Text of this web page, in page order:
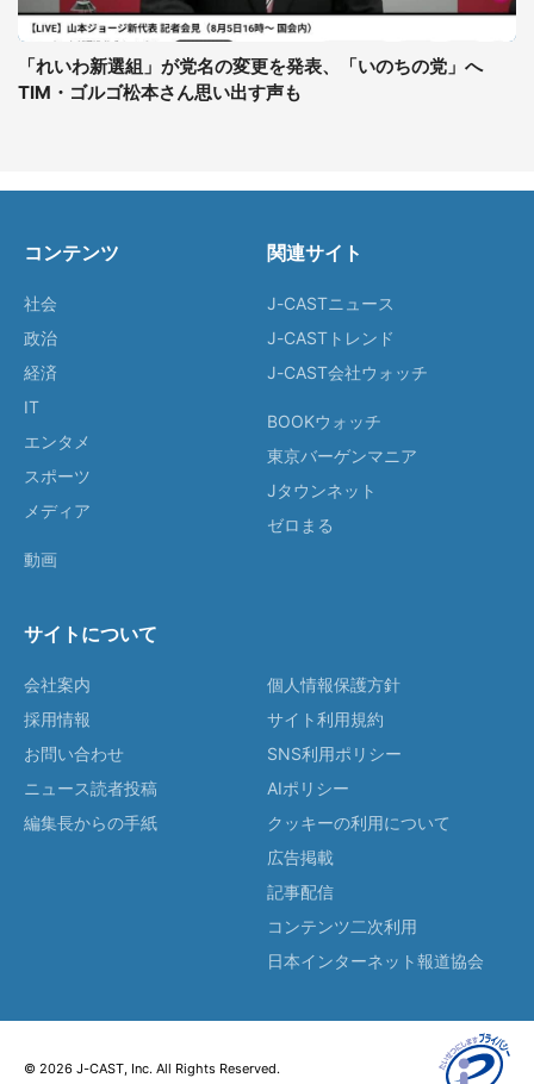
「れいわ新選組」が党名の変更を発表、「いのちの党」へ
TIM・ゴルゴ松本さん思い出す声も
コンテンツ
社会
政治
経済
IT
エンタメ
スポーツ
メディア
動画
関連サイト
J-CASTニュース
J-CASTトレンド
J-CAST会社ウォッチ
BOOKウォッチ
東京バーゲンマニア
Jタウンネット
ゼロまる
サイトについて
会社案内
採用情報
お問い合わせ
ニュース読者投稿
編集長からの手紙
個人情報保護方針
サイト利用規約
SNS利用ポリシー
AIポリシー
クッキーの利用について
広告掲載
記事配信
コンテンツ二次利用
日本インターネット報道協会
© 2026 J-CAST, Inc. All Rights Reserved.